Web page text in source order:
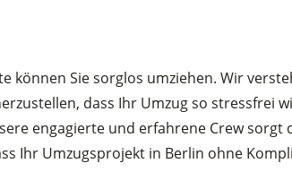
können Sie sorglos umziehen. Wir
dass Ihr Umzug so stressfrei
engagierte und erfahrene Crew sorgt
Ihr Umzugsprojekt in Berlin ohne